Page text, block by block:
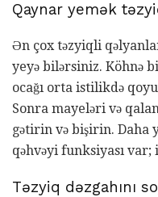
Qaynar yemək
Ən çox təzyiqli
yeyə bilərsiniz. Köhnə
ocağı orta istilikdə
Sonra mayeləri və
gətirin və bişirin. Daha
qəhvəyi funksiyası var;
Təzyiq dəzgahını